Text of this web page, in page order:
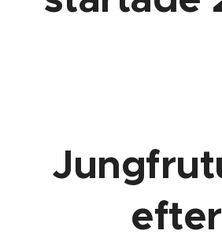
efter